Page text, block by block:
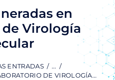
en
Virología
ENTRADAS
...
DE VIROLOGÍA...